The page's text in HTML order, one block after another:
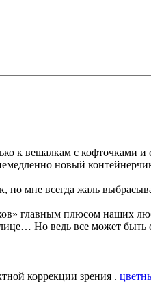
к вешалкам с
новый
мне всегда жаль
главным плюсом наших
Но ведь все может быть
коррекции зрения .